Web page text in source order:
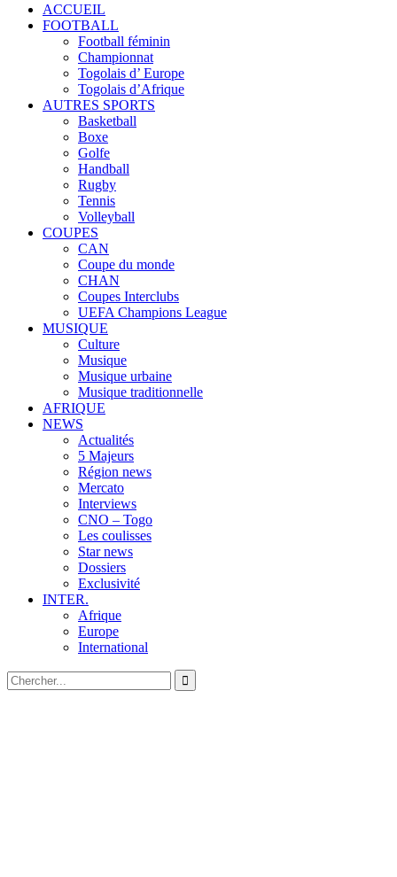
ACCUEIL
FOOTBALL
Football féminin
Championnat
Togolais d’ Europe
Togolais d’Afrique
AUTRES SPORTS
Basketball
Boxe
Golfe
Handball
Rugby
Tennis
Volleyball
COUPES
CAN
Coupe du monde
CHAN
Coupes Interclubs
UEFA Champions League
MUSIQUE
Culture
Musique
Musique urbaine
Musique traditionnelle
AFRIQUE
NEWS
Actualités
5 Majeurs
Région news
Mercato
Interviews
CNO – Togo
Les coulisses
Star news
Dossiers
Exclusivité
INTER.
Afrique
Europe
International